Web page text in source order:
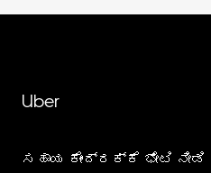
Uber
ಸಹಾಯ ಕೇಂದ್ರಕ್ಕೆ ಭೇಟಿ ನೀಡಿ